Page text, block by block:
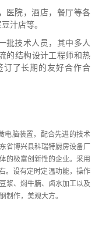
医院，酒店，餐厅等各
汁店等。
批技术人员，其中多人
的结构设计工程师和热
了长期的友好合作合
电脑装置，配合先进的技术
省博兴县科瑞特厨房设备厂
的极富创新性的企业。采用
。设有定时定温功能，操作
浆、焖牛腩、卤水加工以及
制作，美观大方。